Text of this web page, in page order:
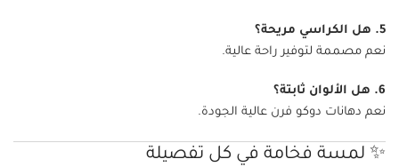
5. هل الكراسي مريحة؟
نعم مصممة لتوفير راحة عالية.
6. هل الألوان ثابتة؟
نعم دهانات دوكو فرن عالية الجودة.
✨ لمسة فخامة في كل تفصيلة